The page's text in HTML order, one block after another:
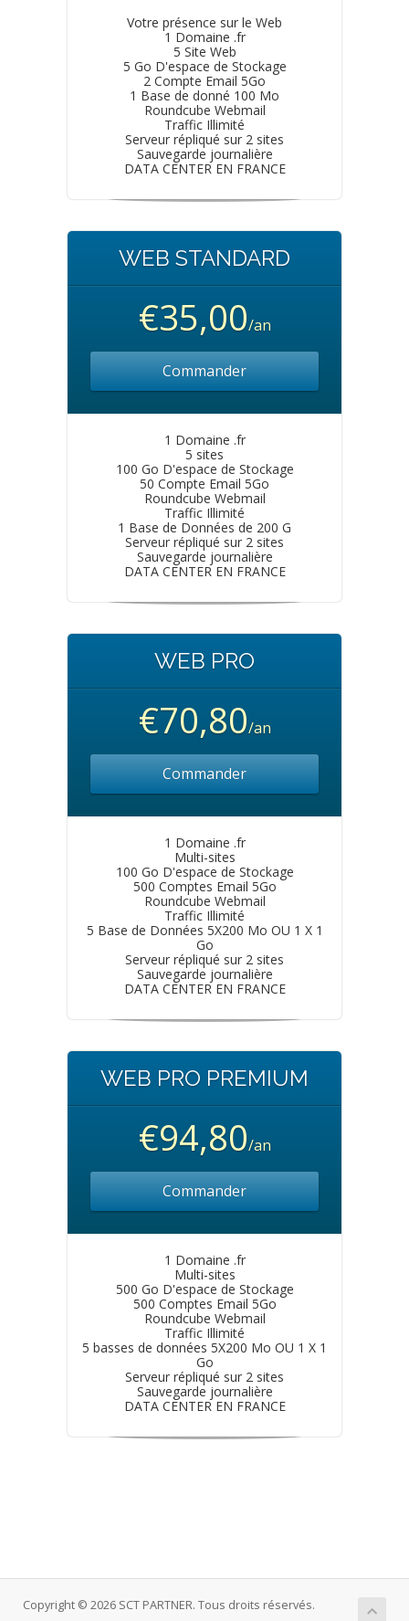
Votre présence sur le Web
1 Domaine .fr
5 Site Web
5 Go D'espace de Stockage
2 Compte Email 5Go
1 Base de donné 100 Mo
Roundcube Webmail
Traffic Illimité
Serveur répliqué sur 2 sites
Sauvegarde journalière
DATA CENTER EN FRANCE
WEB STANDARD
€35,00/an
Commander
1 Domaine .fr
5 sites
100 Go D'espace de Stockage
50 Compte Email 5Go
Roundcube Webmail
Traffic Illimité
1 Base de Données de 200 G
Serveur répliqué sur 2 sites
Sauvegarde journalière
DATA CENTER EN FRANCE
WEB PRO
€70,80/an
Commander
1 Domaine .fr
Multi-sites
100 Go D'espace de Stockage
500 Comptes Email 5Go
Roundcube Webmail
Traffic Illimité
5 Base de Données 5X200 Mo OU 1 X 1
Go
Serveur répliqué sur 2 sites
Sauvegarde journalière
DATA CENTER EN FRANCE
WEB PRO PREMIUM
€94,80/an
Commander
1 Domaine .fr
Multi-sites
500 Go D'espace de Stockage
500 Comptes Email 5Go
Roundcube Webmail
Traffic Illimité
5 basses de données 5X200 Mo OU 1 X 1
Go
Serveur répliqué sur 2 sites
Sauvegarde journalière
DATA CENTER EN FRANCE
Copyright © 2026 SCT PARTNER. Tous droits réservés.